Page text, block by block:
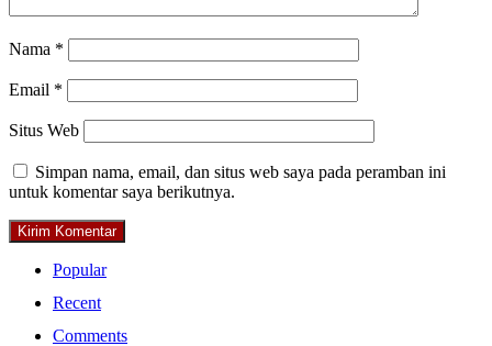
Nama *
Email *
Situs Web
Simpan nama, email, dan situs web saya pada peramban ini
untuk komentar saya berikutnya.
Popular
Recent
Comments